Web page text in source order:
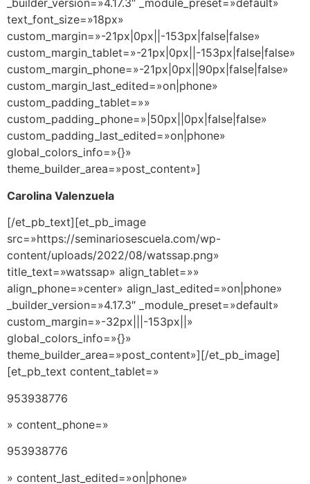
_builder_version=»4.17.3″ _module_preset=»default»
text_font_size=»18px»
custom_margin=»-21px|0px||-153px|false|false»
custom_margin_tablet=»-21px|0px||-153px|false|false»
custom_margin_phone=»-21px|0px||90px|false|false»
custom_margin_last_edited=»on|phone»
custom_padding_tablet=»»
custom_padding_phone=»|50px||0px|false|false»
custom_padding_last_edited=»on|phone»
global_colors_info=»{}»
theme_builder_area=»post_content»]
Carolina Valenzuela
[/et_pb_text][et_pb_image
src=»https://seminariosescuela.com/wp-
content/uploads/2022/08/watssap.png»
title_text=»watssap» align_tablet=»»
align_phone=»center» align_last_edited=»on|phone»
_builder_version=»4.17.3″ _module_preset=»default»
custom_margin=»-32px|||-153px||»
global_colors_info=»{}»
theme_builder_area=»post_content»][/et_pb_image]
[et_pb_text content_tablet=»
953938776
» content_phone=»
953938776
» content_last_edited=»on|phone»